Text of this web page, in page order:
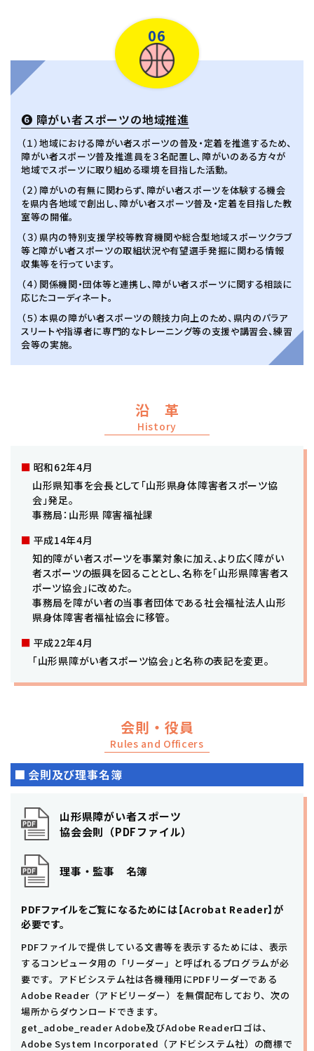
06
❻ 障がい者スポーツの地域推進
（１）地域における障がい者スポーツの普及・定着を推進するため、
障がい者スポーツ普及推進員を３名配置し、障がいのある方々が
地域でスポーツに取り組める環境を目指した活動。
（２）障がいの有無に関わらず、障がい者スポーツを体験する機会
を県内各地域で創出し、障がい者スポーツ普及・定着を目指した教
室等の開催。
（３）県内の特別支援学校等教育機関や総合型地域スポーツクラブ
等と障がい者スポーツの取組状況や有望選手発掘に関わる情報
収集等を行っています。
（４）関係機関・団体等と連携し、障がい者スポーツに関する相談に
応じたコーディネート。
（５）本県の障がい者スポーツの競技力向上のため、県内のパラア
スリートや指導者に専門的なトレーニング等の支援や講習会、練習
会等の実施。
沿 革
History
昭和62年4月
山形県知事を会長として「山形県身体障害者スポーツ協
会」発足。
事務局：山形県 障害福祉課
平成14年4月
知的障がい者スポーツを事業対象に加え、より広く障がい
者スポーツの振興を図ることとし、名称を「山形県障害者ス
ポーツ協会」に改めた。
事務局を障がい者の当事者団体である社会福祉法人山形
県身体障害者福祉協会に移管。
平成22年4月
「山形県障がい者スポーツ協会」と名称の表記を変更。
会則・役員
Rules and Officers
会則及び理事名簿
山形県障がい者スポーツ
協会会則（PDFファイル）
理事・監事 名簿
PDFファイルをご覧になるためには【Acrobat Reader】が
必要です。
PDFファイルで提供している文書等を表示するためには、表示
するコンピュータ用の「リーダー」と呼ばれるプログラムが必
要です。アドビシステム社は各機種用にPDFリーダーである
Adobe Reader（アドビリーダー）を無償配布しており、次の
場所からダウンロードできます。
get_adobe_reader Adobe及びAdobe Readerロゴは、
Adobe System Incorporated（アドビシステム社）の商標で